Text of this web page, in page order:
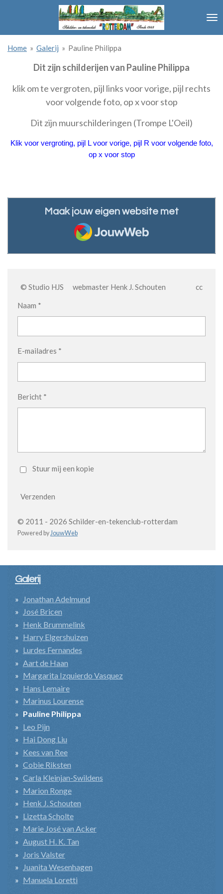
hoofdinhoud
Home » Galerij » Pauline Philippa
Dit zijn schilderijen van Pauline Philippa
klik om te vergroten, pijl links voor vorige, pijl rechts
voor volgende foto, op x voor stop
Dit zijn muurschilderingen (Trompe L'Oeil)
Klik voor vergroting, pijl L voor vorige, pijl R voor volgende foto,
op x voor stop
Maak jouw eigen website met
JouwWeb
© Studio HJS webmaster Henk J. Schouten cc
Naam *
E-mailadres *
Bericht *
Stuur mij een kopie
Verzenden
© 2011 - 2026 Schilder-en-tekenclub-rotterdam
Powered by JouwWeb
Galerij
Jonathan Adelmund
José Bricen
Henk Brummelink
Harry Elgershuizen
Lurdes Fernandes
Aart de Haan
Margarita Izquierdo Vasquez
Hans Lemaire
Marinus Lourense
Pauline Philippa
Leo Pijn
Hai Dong Liu
Kees van Ree
Cobie Riksten
Carla Kleinjan-Swildens
Marion Ronge
Henk J. Schouten
Lizetta Scholte
Marie José van Acker
August H. K. Tan
Joris Valster
Juanita Wesenhagen
Manuela Loretti